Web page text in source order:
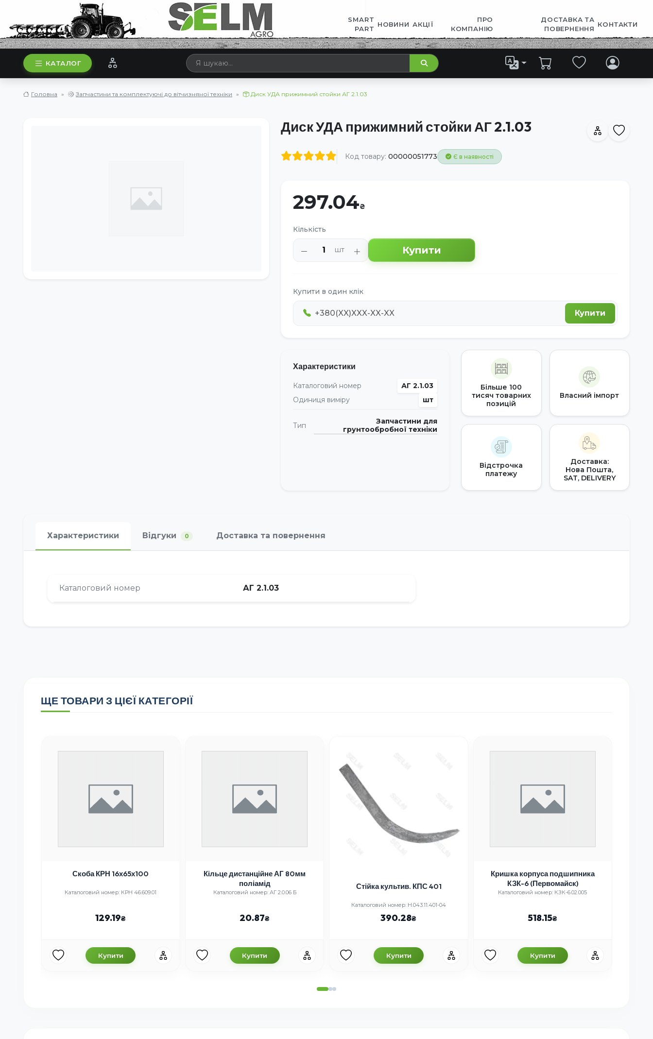
SMART
PART
НОВИНИ АКЦІЇ
ПРО
КОМПАНІЮ
ДОСТАВКА ТА
ПОВЕРНЕННЯ
КОНТАКТИ
КАТАЛОГ
Головна Запчастини та комплектуючі до вітчизняної техніки Диск УДА прижимний стойки АГ 2.1.03
Диск УДА прижимний стойки АГ 2.1.03
Код товару: 00000051773 Є в наявності
297.04
Кількість
шт Купити
Купити в один клік
Купити
Характеристики
Каталоговий номер
АГ 2.1.03
Одиниця виміру
шт
Тип
Запчастини для
грунтообробної техніки
Більше 100
тисяч товарних
позицій
Власний імпорт
Відстрочка
платежу
Доставка:
Нова Пошта,
SAT, DELIVERY
Характеристики Відгуки 0 Доставка та повернення
Каталоговий номер АГ 2.1.03
ЩЕ ТОВАРИ З ЦІЄЇ КАТЕГОРІЇ
Скоба КРН 16х65х100
Каталоговий номер: КРН 46.609.01
129.19
Купити
Кільце дистанційне АГ 80мм
поліамід
Каталоговий номер: АГ 2.0.06 Б
20.87
Купити
Стійка культив. КПС 401
Каталоговий номер: Н.043.11.401-04
390.28
Купити
Кришка корпуса подшипника
КЗК-6 (Первомайск)
Каталоговий номер: КЗК-6.02.005
518.15
Купити